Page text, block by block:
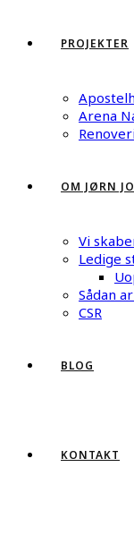
PROJEKTER
Arena
OM JØRN
Vi
Ledige
Sådan
CSR
BLOG
KONTAKT